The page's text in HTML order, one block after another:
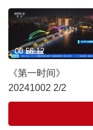
《第一时间》
20241002 2/2
00:56:12